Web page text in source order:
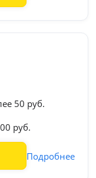
50 руб.
руб.
Подробнее